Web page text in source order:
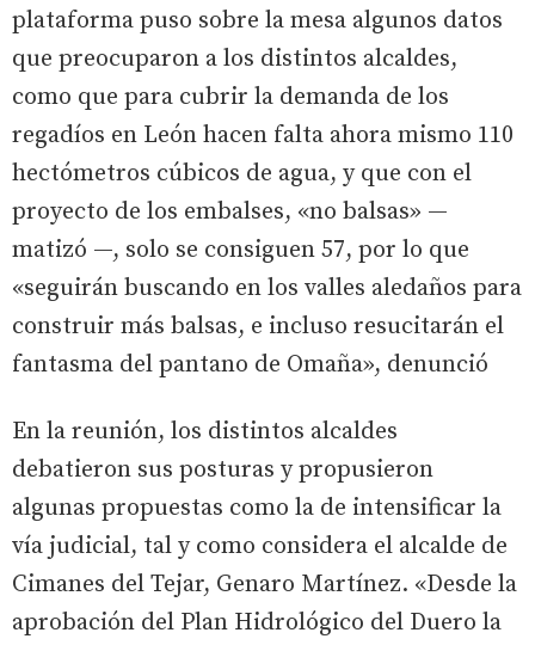
plataforma puso sobre la mesa algunos datos
que preocuparon a los distintos alcaldes,
como que para cubrir la demanda de los
regadíos en León hacen falta ahora mismo 110
hectómetros cúbicos de agua, y que con el
proyecto de los embalses, «no balsas» —
matizó —, solo se consiguen 57, por lo que
«seguirán buscando en los valles aledaños para
construir más balsas, e incluso resucitarán el
fantasma del pantano de Omaña», denunció
En la reunión, los distintos alcaldes
debatieron sus posturas y propusieron
algunas propuestas como la de intensificar la
vía judicial, tal y como considera el alcalde de
Cimanes del Tejar, Genaro Martínez. «Desde la
aprobación del Plan Hidrológico del Duero la